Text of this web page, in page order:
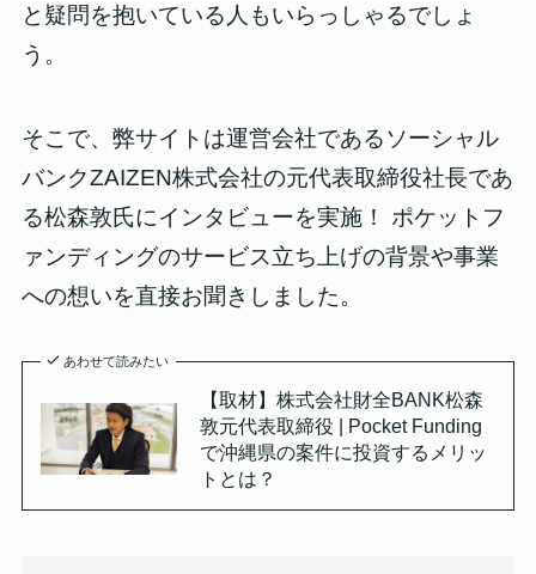
と疑問を抱いている人もいらっしゃるでしょ
う。
そこで、弊サイトは運営会社であるソーシャル
バンクZAIZEN株式会社の元代表取締役社長であ
る松森敦氏にインタビューを実施！ ポケットフ
ァンディングのサービス立ち上げの背景や事業
への想いを直接お聞きしました。
あわせて読みたい
【取材】株式会社財全BANK松森
敦元代表取締役 | Pocket Funding
で沖縄県の案件に投資するメリッ
トとは？